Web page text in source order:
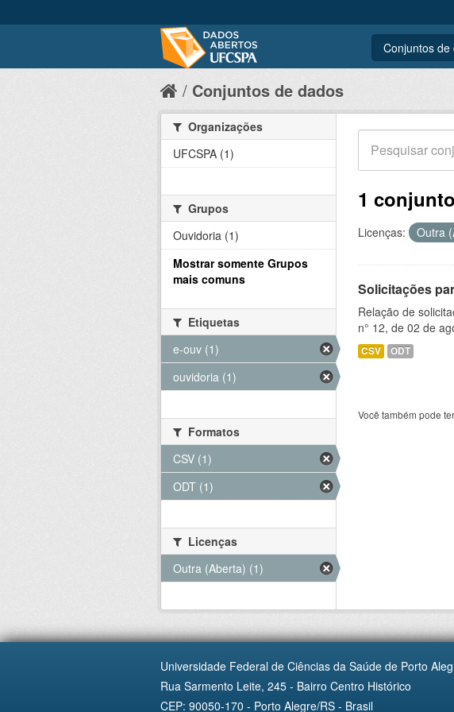
Conjuntos de
Conjuntos de dados
1
Licenças: Outra
Solicitações
Relação de
n° 12, de 02 de
CSV ODT
Você também pode
Organizações
UFCSPA (1)
Grupos
Ouvidoria (1)
Mostrar somente Grupos
mais comuns
Etiquetas
e-ouv (1)
ouvidoria (1)
Formatos
CSV (1)
ODT (1)
Licenças
Outra (Aberta) (1)
Universidade Federal de Ciências da Saúde de Porto
Rua Sarmento Leite, 245 - Bairro Centro Histórico
CEP: 90050-170 - Porto Alegre/RS - Brasil